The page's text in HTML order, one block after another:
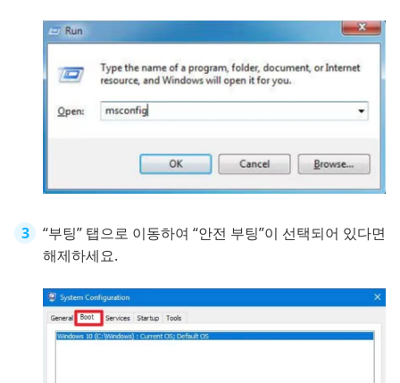
“부팅” 탭으로 이동하여 “안전 부팅”이 선택되어 있다면
해제하세요.